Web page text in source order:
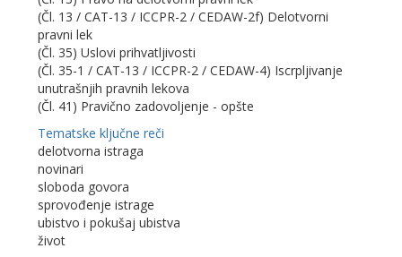
(Čl. 13 / CAT-13 / ICCPR-2 / CEDAW-2f) Delotvorni
pravni lek
(Čl. 35) Uslovi prihvatljivosti
(Čl. 35-1 / CAT-13 / ICCPR-2 / CEDAW-4) Iscrpljivanje
unutrašnjih pravnih lekova
(Čl. 41) Pravično zadovoljenje - opšte
Tematske ključne reči
delotvorna istraga
novinari
sloboda govora
sprovođenje istrage
ubistvo i pokušaj ubistva
život